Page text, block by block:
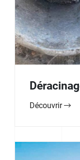
Découvrir